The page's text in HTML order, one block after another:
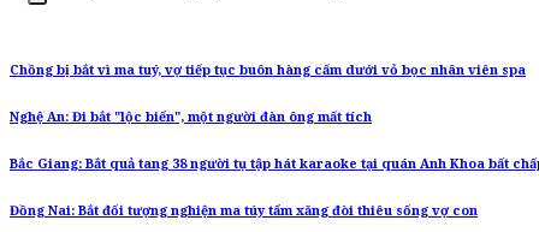
Chồng bị bắt vì ma tuý, vợ tiếp tục buôn hàng cấm dưới vỏ bọc nhân viên spa
Nghệ An: Đi bắt "lộc biển", một người đàn ông mất tích
Bắc Giang: Bắt quả tang 38 người tụ tập hát karaoke tại quán Anh Khoa bất
Đồng Nai: Bắt đối tượng nghiện ma túy tẩm xăng đòi thiêu sống vợ con